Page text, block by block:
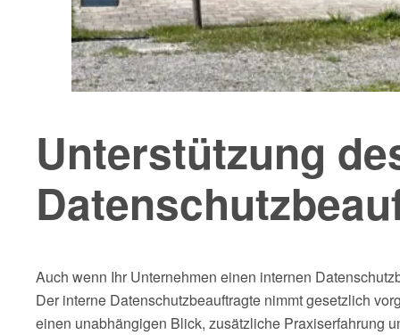
Unterstützung
Auch wenn Ihr Unternehmen einen internen
Der interne Datenschutzbeauftragte nimmt gesetzlich
einen unabhängigen Blick, zusätzliche Praxiserfahrung